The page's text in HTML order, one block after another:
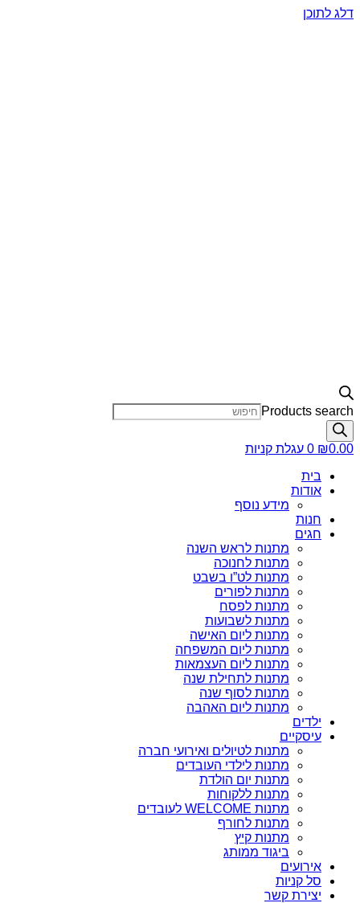
דלג לתוכן
Products search
₪0.00
0 עגלת קניות
בית
אודות
מידע נוסף
חנות
חגים
מתנות לראש השנה
מתנות לחנוכה
מתנות לט”ו בשבט
מתנות לפורים
מתנות לפסח
מתנות לשבועות
מתנות ליום האישה
מתנות ליום המשפחה
מתנות ליום העצמאות
מתנות לתחילת שנה
מתנות לסוף שנה
מתנות ליום האהבה
ילדים
עיסקיים
מתנות לטיולים ואירועי חברה
מתנות לילדי העובדים
מתנות יום הולדת
מתנות ללקוחות
מתנות WELCOME לעובדים
מתנות לחורף
מתנות קיץ
ביגוד ממותג
אירועים
סל קניות
יצירת קשר